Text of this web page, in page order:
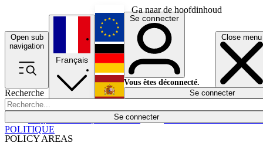
Ga naar de hoofdinhoud
Open sub
navigation
Close menu
Recherche
Se connecter
POLICY AREAS
Économie
Français
English
Deutsch
Español
Se connecter
Vous êtes déconnecté.
Se connecter
POLITIQUE